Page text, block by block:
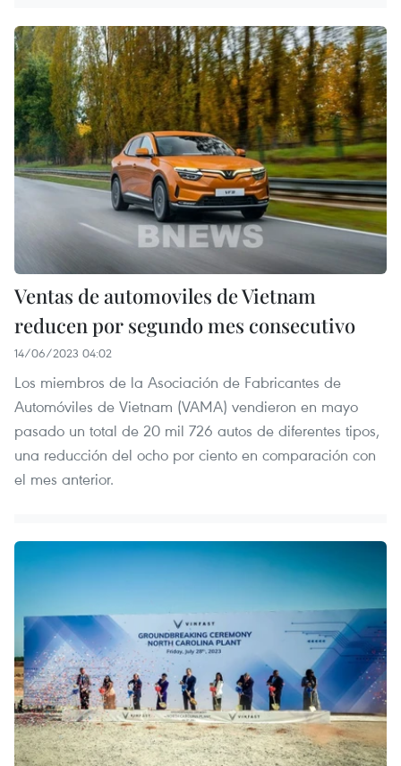
Ventas de automoviles de Vietnam
reducen por segundo mes consecutivo
14/06/2023 04:02
Los miembros de la Asociación de Fabricantes de
Automóviles de Vietnam (VAMA) vendieron en mayo
pasado un total de 20 mil 726 autos de diferentes tipos,
una reducción del ocho por ciento en comparación con
el mes anterior.